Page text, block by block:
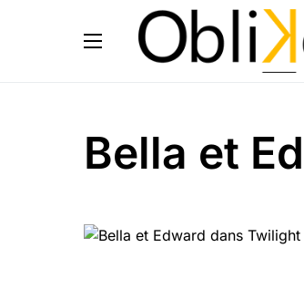
Bella et